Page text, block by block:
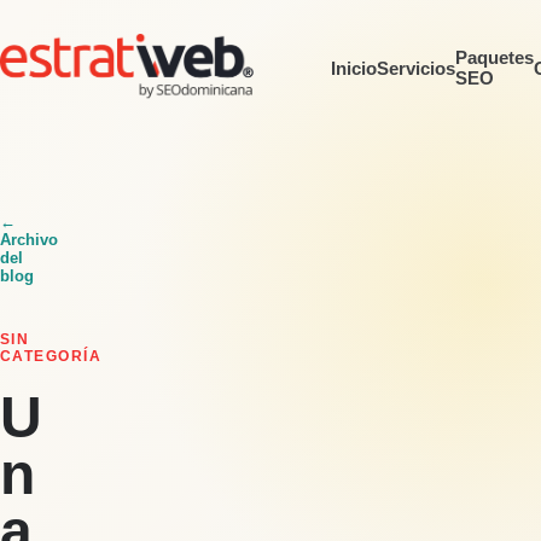
InicioServiciosPaquetes
SEO
←
Archivo
del
blog
SIN
CATEGORÍA
U
n